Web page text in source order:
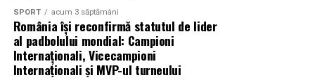
SPORT acum 3 săptămâni
România își reconfirmă statutul de lider
al padbolului mondial: Campioni
Internaționali, Vicecampioni
Internaționali și MVP-ul turneului